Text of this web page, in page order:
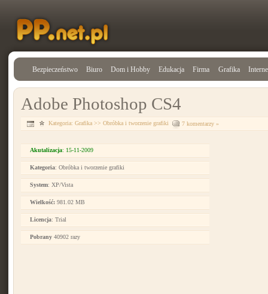
Bezpieczeństwo Biuro Dom i Hobby Edukacja Firma Grafika
Adobe Photoshop CS4
Kategoria: Grafika >> Obróbka i tworzenie grafiki 7 komentarzy »
Akutalizacja: 15-11-2009
Kategoria: Obróbka i tworzenie grafiki
System: XP/Vista
Wielkość: 981.02 MB
Licencja: Trial
Pobrany 40902 razy